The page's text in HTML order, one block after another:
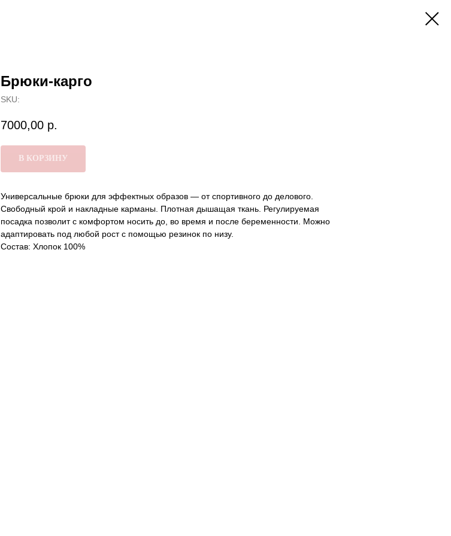
Брюки-карго
SKU:
7000,00 р.
В КОРЗИНУ
Универсальные брюки для эффектных образов — от спортивного до делового.
Свободный крой и накладные карманы. Плотная дышащая ткань. Регулируемая
посадка позволит с комфортом носить до, во время и после беременности. Можно
адаптировать под любой рост с помощью резинок по низу.
Состав: Хлопок 100%